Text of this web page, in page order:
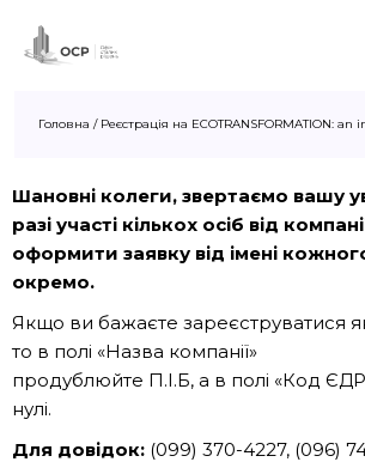
Головна / Реєстрація на ECOTRANSFORMATION:
Шановні колеги, звертаємо вашу
разі участі кількох осіб від
оформити заявку від імені
окремо.
Якщо ви бажаєте зареєструватися
то в полі «Назва компанії»
продублюйте П.І.Б, а в полі «Код
нулі.
Для довідок: (099) 370-4227, (096)